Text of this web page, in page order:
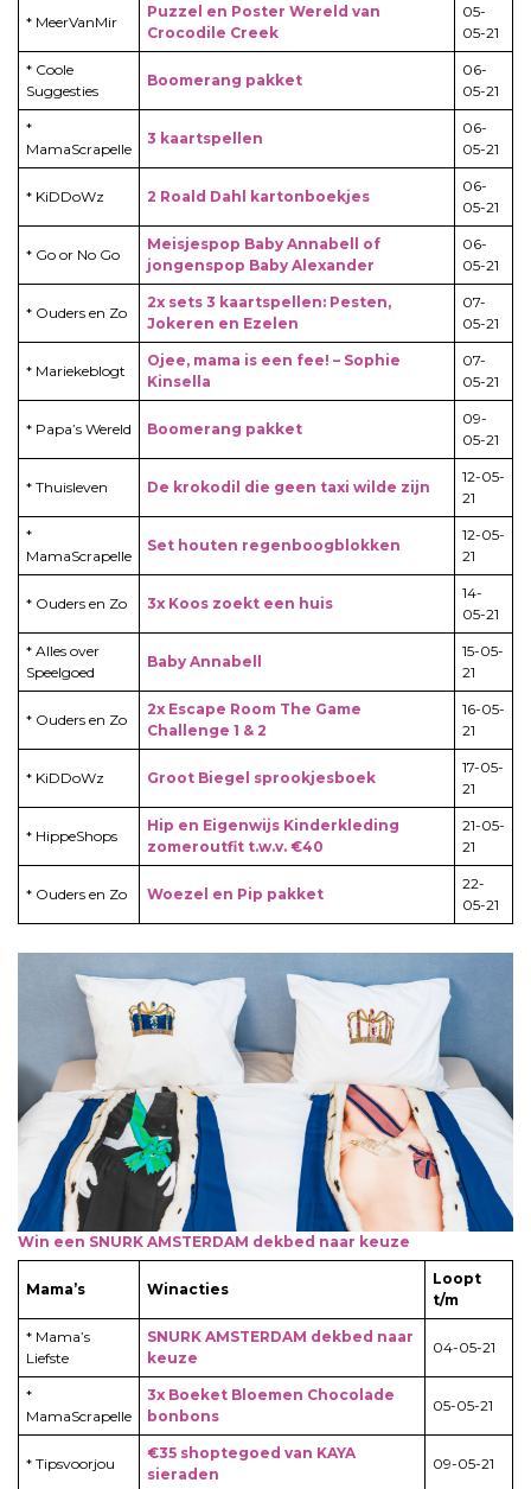
* MeerVanMir
Puzzel en Poster Wereld van
Crocodile Creek
05-
05-21
* Coole
Suggesties
Boomerang pakket
06-
05-21
*
MamaScrapelle
3 kaartspellen
06-
05-21
* KiDDoWz 2 Roald Dahl kartonboekjes
06-
05-21
* Go or No Go
Meisjespop Baby Annabell of
jongenspop Baby Alexander
06-
05-21
* Ouders en Zo
2x sets 3 kaartspellen: Pesten,
Jokeren en Ezelen
07-
05-21
* Mariekeblogt
Ojee, mama is een fee! – Sophie
Kinsella
07-
05-21
* Papa’s Wereld Boomerang pakket
09-
05-21
* Thuisleven De krokodil die geen taxi wilde zijn
12-05-
21
*
MamaScrapelle
Set houten regenboogblokken
12-05-
21
* Ouders en Zo 3x Koos zoekt een huis
14-
05-21
* Alles over
Speelgoed
Baby Annabell
15-05-
21
* Ouders en Zo
2x Escape Room The Game
Challenge 1 & 2
16-05-
21
* KiDDoWz Groot Biegel sprookjesboek
17-05-
21
* HippeShops
Hip en Eigenwijs Kinderkleding
zomeroutfit t.w.v. €40
21-05-
21
* Ouders en Zo Woezel en Pip pakket
22-
05-21
Win een SNURK AMSTERDAM dekbed naar keuze
Mama’s Winacties
Loopt
t/m
* Mama’s
Liefste
SNURK AMSTERDAM dekbed naar
keuze
04-05-21
*
MamaScrapelle
3x Boeket Bloemen Chocolade
bonbons
05-05-21
* Tipsvoorjou
€35 shoptegoed van KAYA
sieraden
09-05-21